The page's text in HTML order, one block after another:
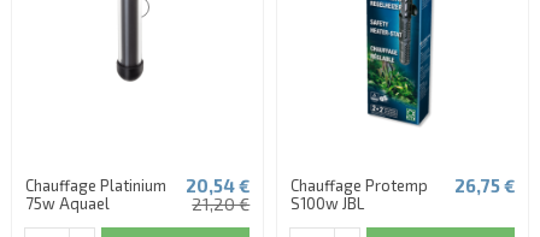
Chauffage Platinium
75w Aquael
20,54 €
21,20 €
Chauffage Protemp
S100w JBL
26,75 €